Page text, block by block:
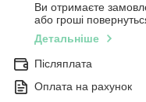
Ви отримаєте
або гроші
Детальніше
Післяплата
Оплата на рахунок